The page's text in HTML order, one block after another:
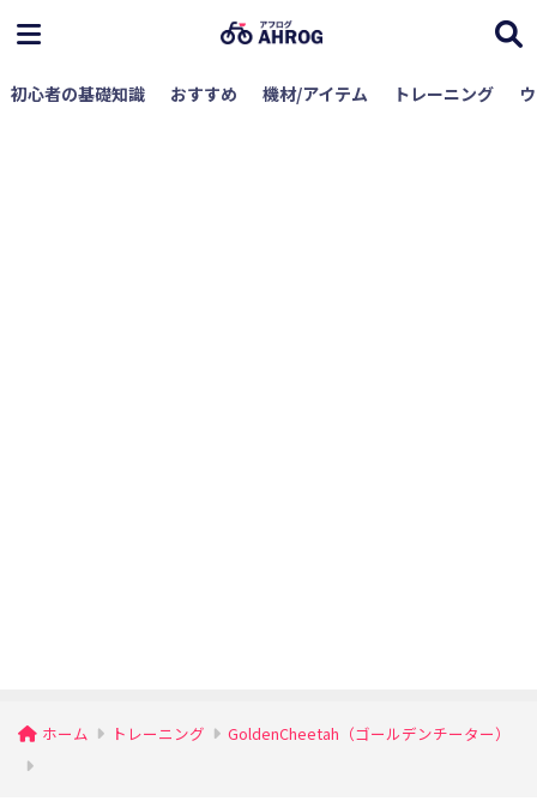
初心者の基礎知識 おすすめ 機材/アイテム トレーニング
ホーム トレーニング GoldenCheetah（ゴールデンチーター）